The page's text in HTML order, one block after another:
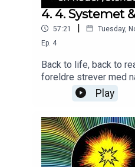
4. 4. Systemet
57:21 | Tuesday,
Ep. 4
Back to life, back to
foreldre strever med
utfordringer? Hvordan
tilbake til skolen med
Play